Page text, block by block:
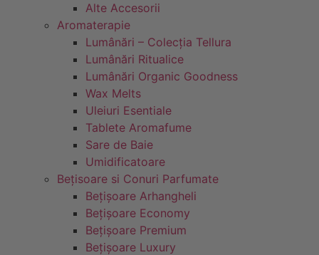
Alte Accesorii
Aromaterapie
Lumânări – Colecția Tellura
Lumânări Ritualice
Lumânări Organic Goodness
Wax Melts
Uleiuri Esentiale
Tablete Aromafume
Sare de Baie
Umidificatoare
Bețisoare si Conuri Parfumate
Bețișoare Arhangheli
Bețișoare Economy
Bețișoare Premium
Bețișoare Luxury